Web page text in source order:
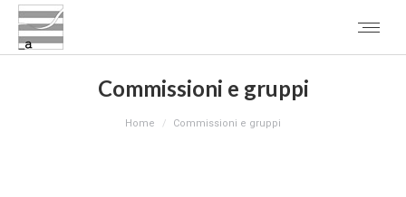
Commissioni e gruppi
Home Commissioni e gruppi